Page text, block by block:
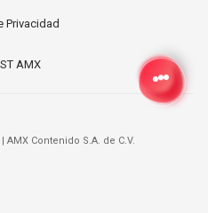
Privacidad
AMX
AMX Contenido S.A. de C.V.